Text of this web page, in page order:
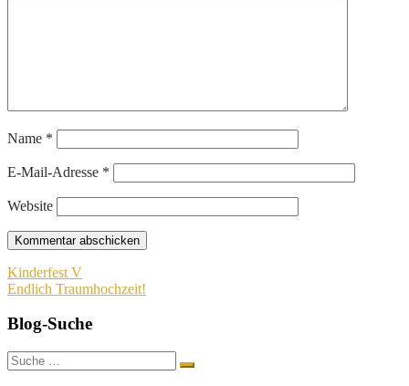
Name *
E-Mail-Adresse *
Website
Beitragsnavigation
Kinderfest V
Endlich Traumhochzeit!
Blog-Suche
Suche
nach: